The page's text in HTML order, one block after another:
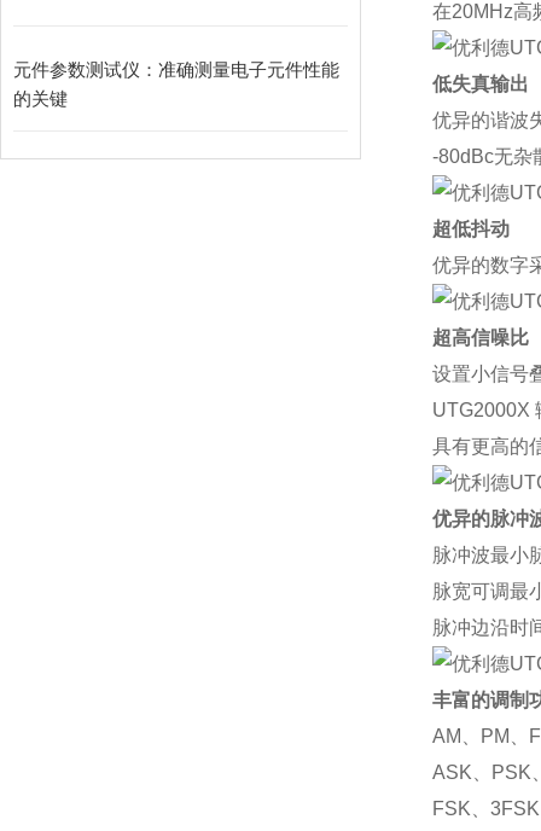
元件参数测试仪：准确测量电子元件性能
的关键
在20MHz高
低失真输出
优异的谐波
-80dBc无杂
超低抖动
优异的数字
超高信噪比
设置小信号
UTG2000X
具有更高的
优异的脉冲
脉冲波最小
脉宽可调最
脉冲边沿时
丰富的调制
AM
PM
ASK
PSK
FSK
3FSK